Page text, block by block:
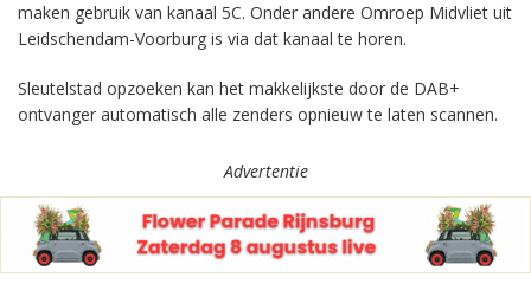
maken gebruik van kanaal 5C. Onder andere Omroep Midvliet uit
Leidschendam-Voorburg is via dat kanaal te horen.
Sleutelstad opzoeken kan het makkelijkste door de DAB+
ontvanger automatisch alle zenders opnieuw te laten scannen.
Advertentie